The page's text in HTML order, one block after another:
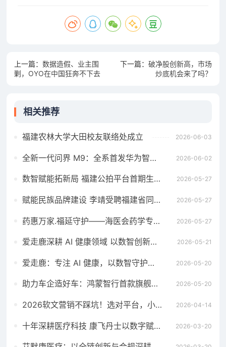
上一篇： 数据造假、业主围
剿，OYO在中国狂奔不下去
下一篇：破净股创新高，市场
炒底机会来了吗？
相关推荐
福建农林大学大田校友联络处成立 2026-06-03
全新一代问界 M9：全系首发华为智擎全800V高压双碳化硅动力平台 2026-06-02
数智赋能拓新局 福建公拍平台首期生态招募宣贯会成功举办 2026-05-27
赋能民族品牌建设 李靖受聘福建省同心民族品牌发展研究院高级顾问 2026-05-27
药惠万家.福延守护——海医会药学专委会成立义诊暨母亲节慰问活动在福州举行 2026-05-27
爱走鹿深耕 AI 健康领域 以数智创新，赋能全民健康 2026-05-21
爱走鹿：专注 AI 健康，以数智守护全民日常健康生活 2026-05-20
助力车企造好车：鸿蒙智行首款旗舰MPV智界V9全系搭载华为智擎 2026-05-20
2026软文营销不踩坑！选对平台，小预算也能撬动大流量 2026-04-14
十年深耕医疗科技 康飞丹士以数字赋能重构医疗服务新生态 2026-03-20